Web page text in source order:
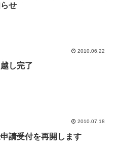
せ
2010.06.22
し完了
2010.07.18
請受付を再開します